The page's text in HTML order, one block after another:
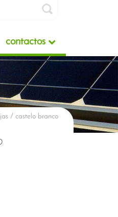
contactos
/ castelo branco